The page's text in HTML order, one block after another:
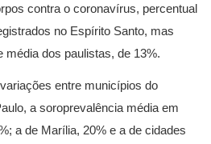
contra o coronavírus, percentual
no Espírito Santo, mas
média dos paulistas, de 13%.
entre municípios do
a soroprevalência média em
a de Marília, 20% e a de cidades